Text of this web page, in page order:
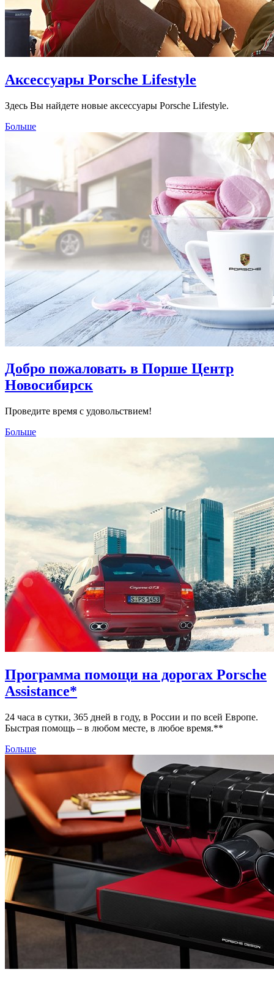
Аксессуары Porsche Lifestyle
Здесь Вы найдете новые аксессуары Porsche Lifestyle.
Больше
Добро пожаловать в Порше Центр
Новосибирск
Проведите время с удовольствием!
Больше
Программа помощи на дорогах Porsche
Assistance*
24 часа в сутки, 365 дней в году, в России и по всей Европе.
Быстрая помощь – в любом месте, в любое время.**
Больше